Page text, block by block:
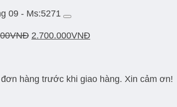
09 - Ms:5271
VNĐ 2.700.000VNĐ
hàng trước khi giao hàng. Xin cảm ơn!